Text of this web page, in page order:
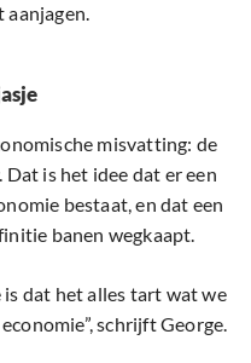
aanjagen.
misvatting: de
is het idee dat er een
bestaat, en dat een
banen wegkaapt.
dat het alles tart wat we
schrijft George.